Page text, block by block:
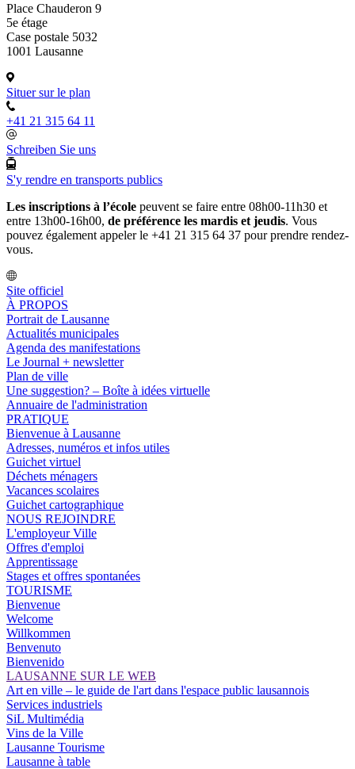
Place Chauderon 9
5e étage
Case postale 5032
1001 Lausanne
Situer sur le plan
+41 21 315 64 11
Schreiben Sie uns
S'y rendre en transports publics
Les inscriptions à l’école peuvent se faire entre 08h00-11h30 et
entre 13h00-16h00, de préférence les mardis et jeudis. Vous
pouvez également appeler le +41 21 315 64 37 pour prendre rendez-
vous.
Site officiel
À PROPOS
Portrait de Lausanne
Actualités municipales
Agenda des manifestations
Le Journal + newsletter
Plan de ville
Une suggestion? – Boîte à idées virtuelle
Annuaire de l'administration
PRATIQUE
Bienvenue à Lausanne
Adresses, numéros et infos utiles
Guichet virtuel
Déchets ménagers
Vacances scolaires
Guichet cartographique
NOUS REJOINDRE
L'employeur Ville
Offres d'emploi
Apprentissage
Stages et offres spontanées
TOURISME
Bienvenue
Welcome
Willkommen
Benvenuto
Bienvenido
LAUSANNE SUR LE WEB
Art en ville – le guide de l'art dans l'espace public lausannois
Services industriels
SiL Multimédia
Vins de la Ville
Lausanne Tourisme
Lausanne à table